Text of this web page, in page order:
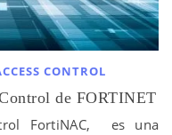
CONTROL
de FORTINET
FortiNAC, es una